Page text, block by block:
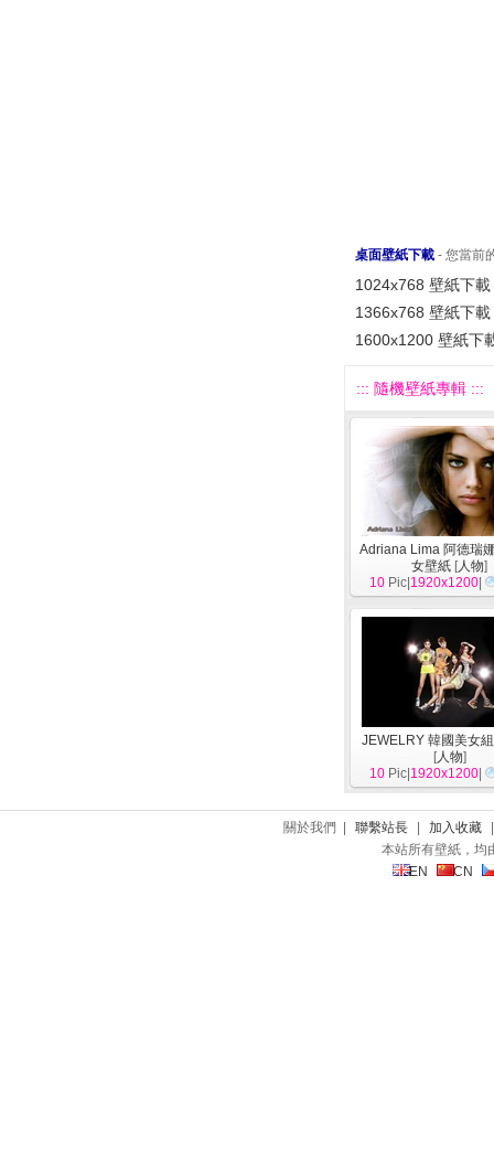
桌面壁紙下載 - 您當前
1024x768 壁紙下載
1366x768 壁紙下載
1600x1200 壁紙下
::: 隨機壁紙專輯 :::
Adriana Lima 阿德瑞
女壁紙 [人物]
10 Pic| 1920x1200
JEWELRY 韓國美女
[人物]
10 Pic| 1920x1200
關於我們 | 聯繫站長 加入收藏
本站所有壁紙，均
EN
CN